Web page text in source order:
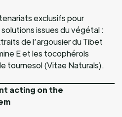
exclusifs pour
issues du végétal :
de l’argousier du Tibet
E et les tocophérols
tournesol (Vitae Naturals).
acting on the